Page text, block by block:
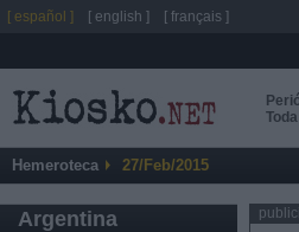
Hemeroteca 27/Feb/2015
Argentina
[ español ] [ english ] [ français ]